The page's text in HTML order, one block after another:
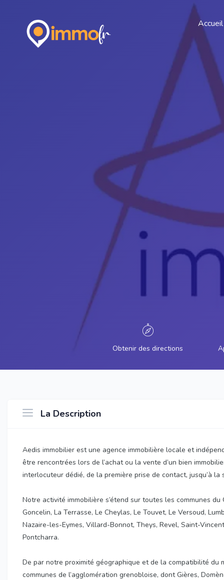
Accueil
Obtenir des directions
La Description
Aedis immobilier est une agence immobilière locale et
être rencontrées lors de l’achat ou la vente d’un bien
interlocuteur dédié, de la première prise de contact, jusqu’à la
Notre activité immobilière s’étend sur toutes les communes
Goncelin, La Terrasse, Le Cheylas, Le Touvet, Le Versoud,
Nazaire-les-Eymes, Villard-Bonnot, Theys, Revel, Saint-
Pontcharra.
De par notre proximité géographique et de la compatibilité du
communes de l’agglomération grenobloise, dont Gières,